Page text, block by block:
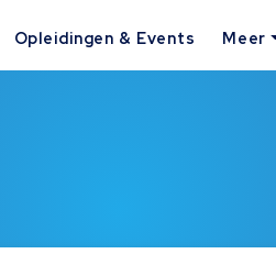
Opleidingen & Events Meer